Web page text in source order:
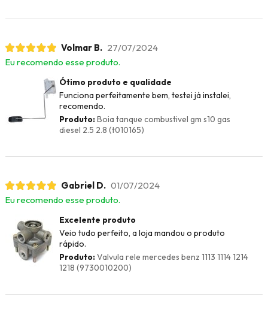
Volmar B. 27/07/2024
Eu recomendo esse produto.
Ótimo produto e qualidade
Funciona perfeitamente bem, testei já instalei,
recomendo.
Produto:Boia tanque combustivel gm s10 gas
diesel 2.5 2.8 (t010165)
Gabriel D. 01/07/2024
Eu recomendo esse produto.
Excelente produto
Veio tudo perfeito, a loja mandou o produto
rápido.
Produto:Valvula rele mercedes benz 1113 1114 1214
1218 (9730010200)